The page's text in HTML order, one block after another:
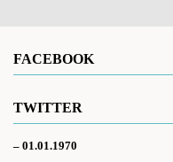
FACEBOOK
TWITTER
– 01.01.1970